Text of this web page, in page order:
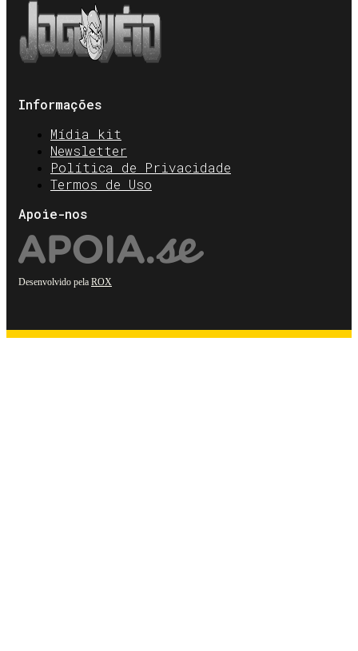
Informações
Mídia kit
Newsletter
Política de Privacidade
Termos de Uso
Apoie-nos
Desenvolvido pela ROX